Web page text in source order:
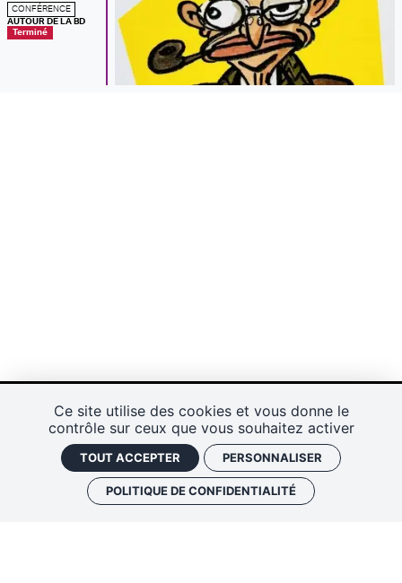
Ce site utilise des cookies et vous donne le
contrôle sur ceux que vous souhaitez activer
TOUT ACCEPTER PERSONNALISER
POLITIQUE DE CONFIDENTIALITÉ
CONFÉRENCE
AUTOUR DE LA BD
Terminé